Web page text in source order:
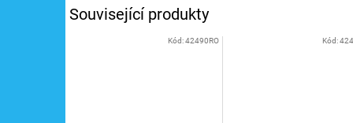
Související produkty
Kód:42490RO Kód: